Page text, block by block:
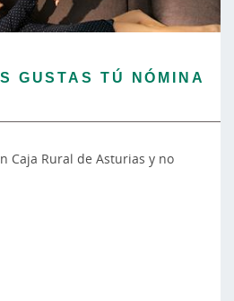
GUSTAS TÚ NÓMINA
Caja Rural de Asturias y no